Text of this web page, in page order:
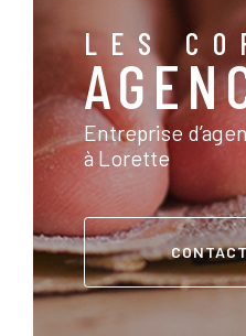
LES
Entreprise
à Lorette